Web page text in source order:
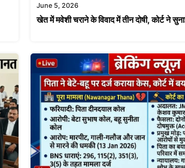
June 5, 2026
खेत में मवेशी चराने के विवाद में तीन दोषी, कोर्ट ने